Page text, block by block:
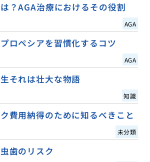
？AGA治療におけるその役割
AGA
ロペシアを習慣化するコツ
AGA
それは壮大な物語
知識
費用納得のために知るべきこと
未分類
歯のリスク